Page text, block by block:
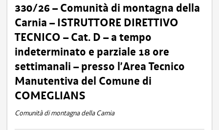
330/26 – Comunità di montagna della
Carnia – ISTRUTTORE DIRETTIVO
TECNICO – Cat. D – a tempo
indeterminato e parziale 18 ore
settimanali – presso l’Area Tecnico
Manutentiva del Comune di
COMEGLIANS
Comunità di montagna della Carnia